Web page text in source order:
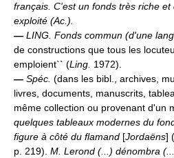
français. C'est un fonds très riche
exploité (Ac.).
— LING. Fonds commun (d'une
de constructions que tous les
emploient`` (Ling. 1972).
— Spéc. (dans les bibl., archives,
livres, documents, manuscrits,
même collection ou provenant d'un
quelques tableaux modernes du
figure à côté du flamand [Jordaëns]
p. 219). M. Lerond (...) dénombra